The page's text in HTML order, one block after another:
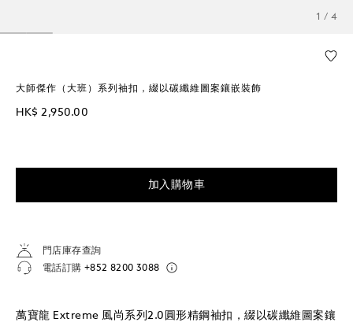
1 / 4
大師傑作（大班）系列袖扣，綴以碳纖維圖案鑲嵌裝飾
HK$ 2,950.00
加入購物車
門店庫存查詢
電話訂購 +852 8200 3088
萬寶龍 Extreme 風尚系列2.0圓形精鋼袖扣，綴以碳纖維圖案鑲